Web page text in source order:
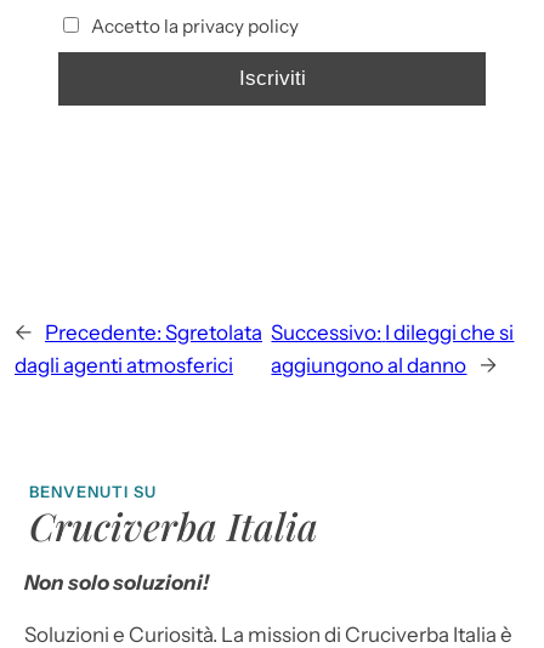
Accetto la privacy policy
← Precedente: Sgretolata
dagli agenti atmosferici
Successivo: I dileggi che si
aggiungono al danno →
BENVENUTI SU
Cruciverba Italia
Non solo soluzioni!
Soluzioni e Curiosità. La mission di Cruciverba Italia è